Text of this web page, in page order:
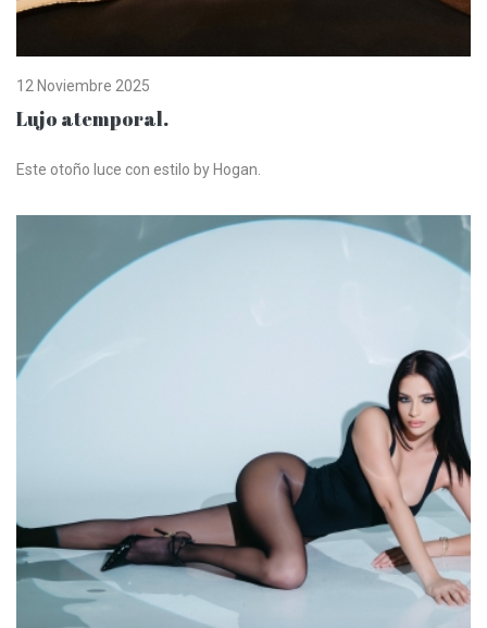
12 Noviembre 2025
Lujo atemporal.
Este otoño luce con estilo by Hogan.